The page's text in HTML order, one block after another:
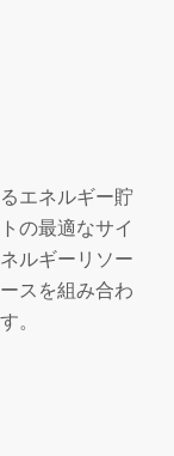
エネルギー貯
の最適なサイ
ルギーリソー
スを組み合わ
。